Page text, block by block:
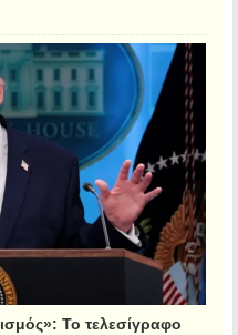
Το τελεσίγραφο